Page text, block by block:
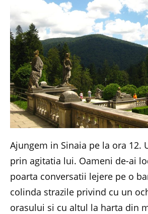
Ajungem in Sinaia pe la ora 12.
prin agitatia lui. Oameni de-ai
poarta conversatii lejere pe o
colinda strazile privind cu un
orasului si cu altul la harta din